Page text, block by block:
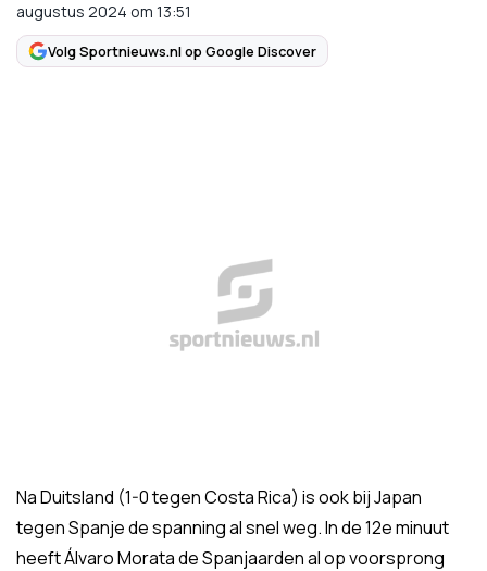
augustus 2024 om 13:51
Volg Sportnieuws.nl op Google Discover
Na Duitsland (1-0 tegen Costa Rica) is ook bij Japan
tegen Spanje de spanning al snel weg. In de 12e minuut
heeft Álvaro Morata de Spanjaarden al op voorsprong